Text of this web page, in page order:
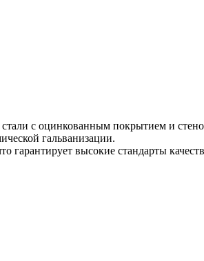
с оцинкованным покрытием и
гальванизации.
гарантирует высокие стандарты